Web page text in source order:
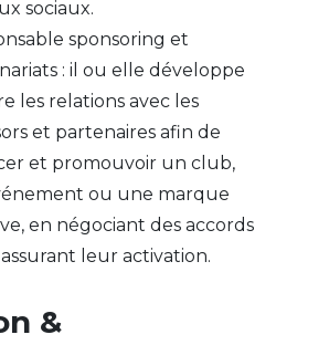
sociaux.
sponsoring et
: il ou elle développe
les relations avec les
et partenaires afin de
et promouvoir un club,
ou une marque
en négociant des accords
leur activation.
&